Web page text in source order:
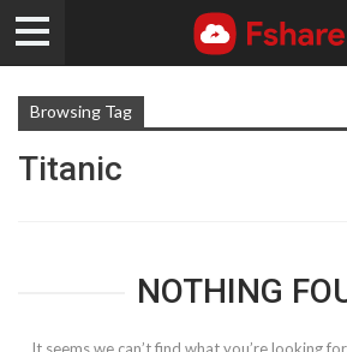
Browsing Tag
Titanic
NOTHING